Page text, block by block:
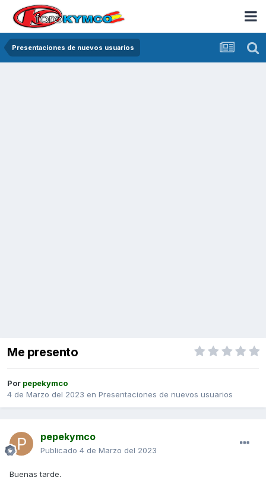
Presentaciones de nuevos usuarios
Me presento
Por pepekymco
4 de Marzo del 2023 en Presentaciones de nuevos usuarios
pepekymco
Publicado 4 de Marzo del 2023
Buenas tarde,